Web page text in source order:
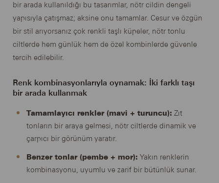
bir arada kullanıldığı bu tasarımlar, nötr cildin dengeli
yapısıyla çatışmaz; aksine onu tamamlar. Cesur ve özgün
bir stil arıyorsanız çok renkli taşlı küpeler, nötr tonlu
ciltlerde hem günlük hem de özel kombinlerde güvenle
tercih edilebilir.
Renk kombinasyonlarıyla oynamak: İki farklı taşı
bir arada kullanmak
Tamamlayıcı renkler (mavi + turuncu): Zıt
tonların bir araya gelmesi, nötr ciltlerde dinamik ve
çarpıcı bir görünüm yaratır.
Benzer tonlar (pembe + mor): Yakın renklerin
kombinasyonu, uyumlu ve zarif bir bütünlük sunar.